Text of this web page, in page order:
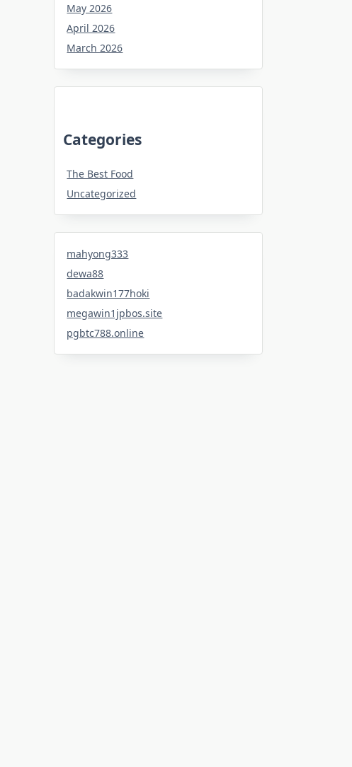
May 2026
April 2026
March 2026
Categories
The Best Food
Uncategorized
mahyong333
dewa88
badakwin177hoki
megawin1jpbos.site
pgbtc788.online